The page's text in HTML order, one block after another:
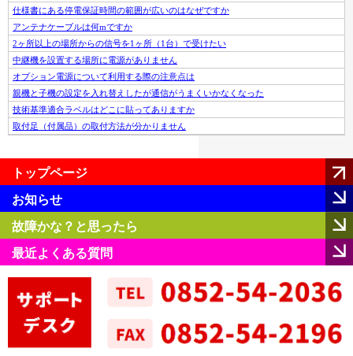
仕様書にある停電保証時間の範囲が広いのはなぜですか
アンテナケーブルは何mですか
2ヶ所以上の場所からの信号を1ヶ所（1台）で受けたい
中継機を設置する場所に電源がありません
オプション電源について利用する際の注意点は
親機と子機の設定を入れ替えしたが通信がうまくいかなくなった
技術基準適合ラベルはどこに貼ってありますか
取付足（付属品）の取付方法が分かりません
トップページ
お知らせ
故障かな？と思ったら
最近よくある質問